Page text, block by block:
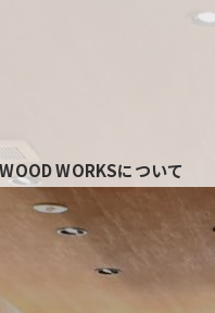
WORKSについて